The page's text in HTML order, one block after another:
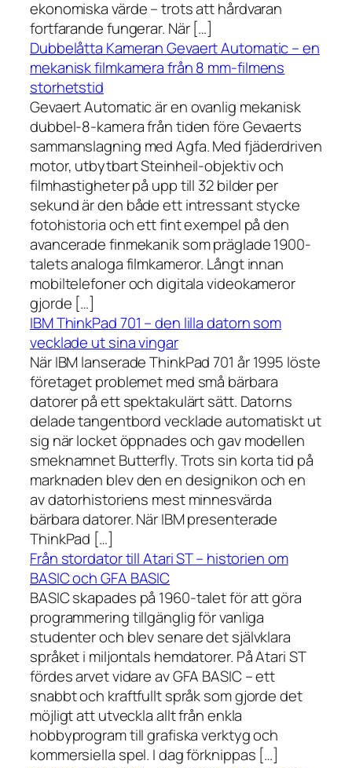
ekonomiska värde – trots att hårdvaran
fortfarande fungerar. När […]
Dubbelåtta Kameran Gevaert Automatic – en
mekanisk filmkamera från 8 mm-filmens
storhetstid
Gevaert Automatic är en ovanlig mekanisk
dubbel-8-kamera från tiden före Gevaerts
sammanslagning med Agfa. Med fjäderdriven
motor, utbytbart Steinheil-objektiv och
filmhastigheter på upp till 32 bilder per
sekund är den både ett intressant stycke
fotohistoria och ett fint exempel på den
avancerade finmekanik som präglade 1900-
talets analoga filmkameror. Långt innan
mobiltelefoner och digitala videokameror
gjorde […]
IBM ThinkPad 701 – den lilla datorn som
vecklade ut sina vingar
När IBM lanserade ThinkPad 701 år 1995 löste
företaget problemet med små bärbara
datorer på ett spektakulärt sätt. Datorns
delade tangentbord vecklade automatiskt ut
sig när locket öppnades och gav modellen
smeknamnet Butterfly. Trots sin korta tid på
marknaden blev den en designikon och en
av datorhistoriens mest minnesvärda
bärbara datorer. När IBM presenterade
ThinkPad […]
Från stordator till Atari ST – historien om
BASIC och GFA BASIC
BASIC skapades på 1960-talet för att göra
programmering tillgänglig för vanliga
studenter och blev senare det självklara
språket i miljontals hemdatorer. På Atari ST
fördes arvet vidare av GFA BASIC – ett
snabbt och kraftfullt språk som gjorde det
möjligt att utveckla allt från enkla
hobbyprogram till grafiska verktyg och
kommersiella spel. I dag förknippas […]